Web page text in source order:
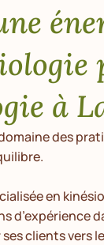
à
des
en
d’expérience
clients vers